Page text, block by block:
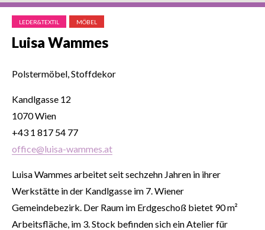
LEDER&TEXTIL MÖBEL
Luisa Wammes
Polstermöbel, Stoffdekor
Kandlgasse 12
1070 Wien
+43 1 817 54 77
office@luisa-wammes.at
Luisa Wammes arbeitet seit sechzehn Jahren in ihrer
Werkstätte in der Kandlgasse im 7. Wiener
Gemeindebezirk. Der Raum im Erdgeschoß bietet 90 m²
Arbeitsfläche, im 3. Stock befinden sich ein Atelier für